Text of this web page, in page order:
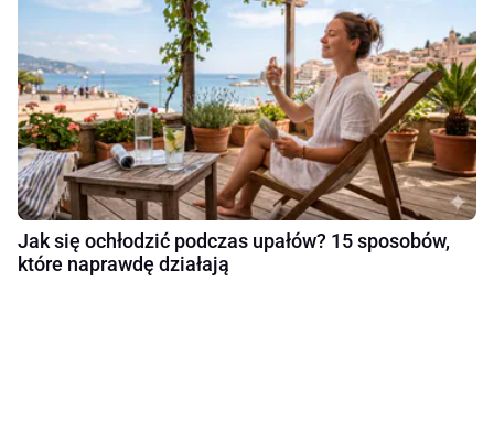
Jak się ochłodzić podczas upałów? 15 sposobów,
które naprawdę działają